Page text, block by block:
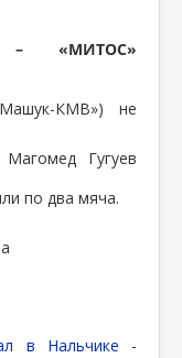
– «МИТОС»
КМВ») не
Гугуев
по два мяча.
в Нальчике -